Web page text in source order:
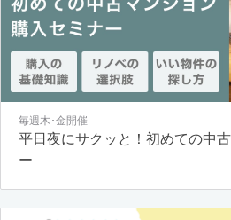
毎週木･金開催
平日夜にサクッと！初めての中
ー